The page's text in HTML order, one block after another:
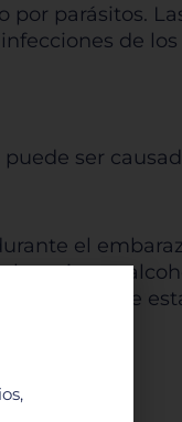
por parásitos.
de los
ser
el
puede